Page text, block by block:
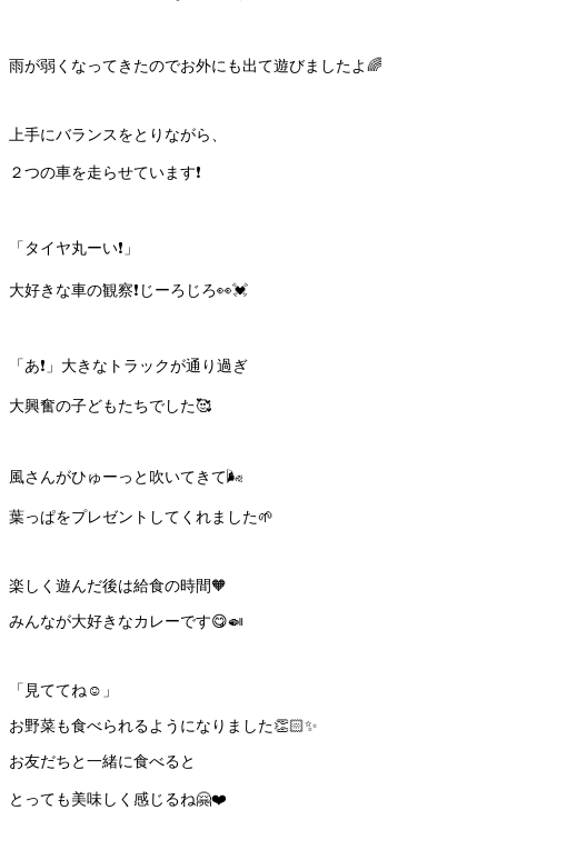
雨が弱くなってきたのでお外にも出て遊びましたよ🌈
上手にバランスをとりながら、
２つの車を走らせています❗️
「タイヤ丸ーい❗️」
大好きな車の観察❗️じーろじろ👀💓
「あ❗️」大きなトラックが通り過ぎ
大興奮の子どもたちでした🥰
風さんがひゅーっと吹いてきて🌬
葉っぱをプレゼントしてくれました🌱
楽しく遊んだ後は給食の時間🧡
みんなが大好きなカレーです😋🍛
「見ててね☺️」
お野菜も食べられるようになりました👏🏻✨
お友だちと一緒に食べると
とっても美味しく感じるね🤗❤️